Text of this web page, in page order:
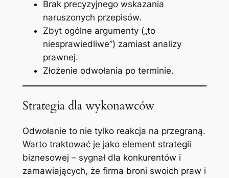
Brak precyzyjnego wskazania
naruszonych przepisów.
Zbyt ogólne argumenty („to
niesprawiedliwe”) zamiast analizy
prawnej.
Złożenie odwołania po terminie.
Strategia dla wykonawców
Odwołanie to nie tylko reakcja na przegraną.
Warto traktować je jako element strategii
biznesowej – sygnał dla konkurentów i
zamawiających, że firma broni swoich praw i